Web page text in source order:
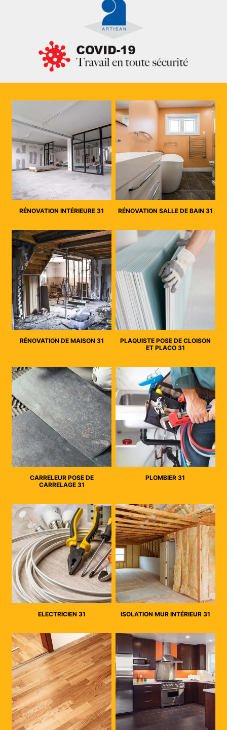
RÉNOVATION INTÉRIEURE 31 RÉNOVATION SALLE DE BAIN 31
RÉNOVATION DE MAISON 31
PLAQUISTE POSE DE CLOISON
ET PLACO 31
CARRELEUR POSE DE
CARRELAGE 31
PLOMBIER 31
ELECTRICIEN 31 ISOLATION MUR INTÉRIEUR 31